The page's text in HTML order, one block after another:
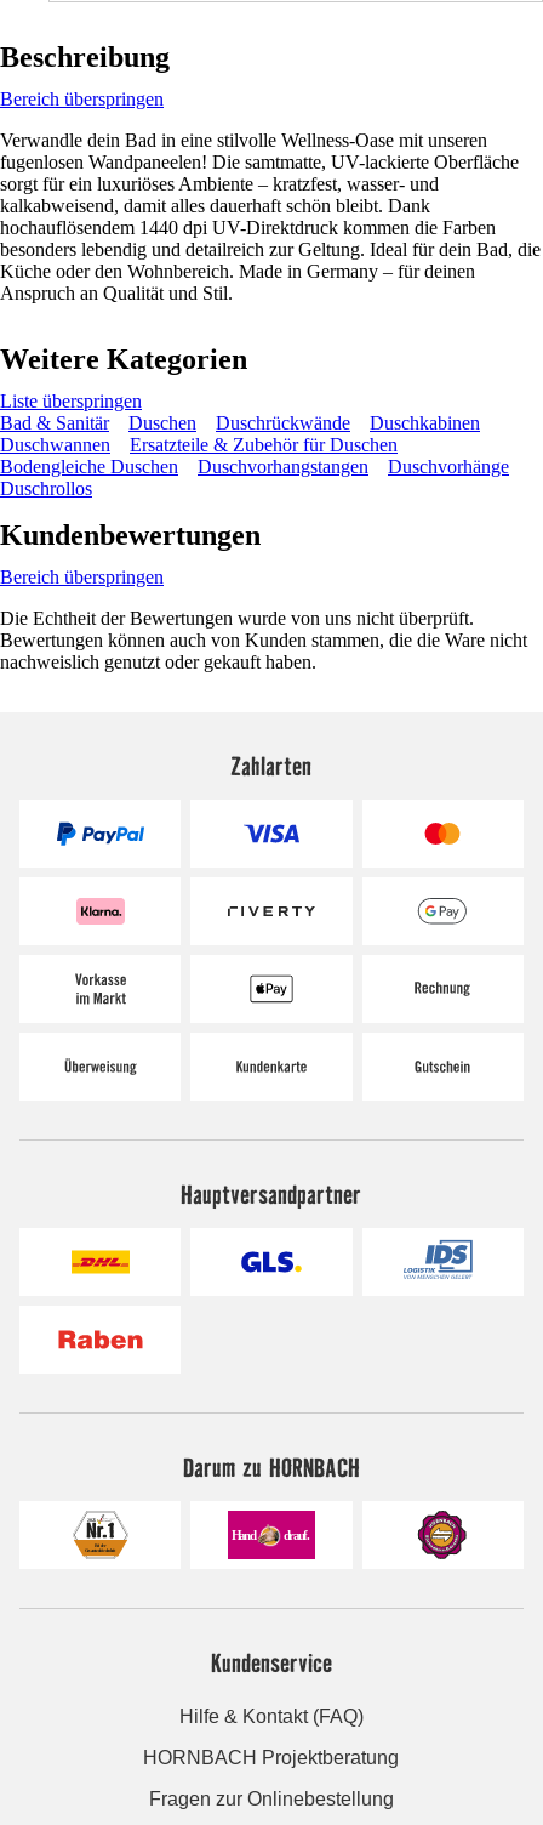
Beschreibung
Bereich überspringen
Verwandle dein Bad in eine stilvolle Wellness-Oase mit unseren
fugenlosen Wandpaneelen! Die samtmatte, UV-lackierte Oberfläche
sorgt für ein luxuriöses Ambiente – kratzfest, wasser- und
kalkabweisend, damit alles dauerhaft schön bleibt. Dank
hochauflösendem 1440 dpi UV-Direktdruck kommen die Farben
besonders lebendig und detailreich zur Geltung. Ideal für dein Bad, die
Küche oder den Wohnbereich. Made in Germany – für deinen
Anspruch an Qualität und Stil.
Weitere Kategorien
Liste überspringen
Bad & Sanitär
Duschen Duschrückwände
Duschkabinen
Duschwannen
Ersatzteile & Zubehör für Duschen
Bodengleiche Duschen
Duschvorhangstangen
Duschvorhänge
Duschrollos
Kundenbewertungen
Bereich überspringen
Die Echtheit der Bewertungen wurde von uns nicht überprüft.
Bewertungen können auch von Kunden stammen, die die Ware nicht
nachweislich genutzt oder gekauft haben.
Zahlarten
Hauptversandpartner
Darum zu HORNBACH
Kundenservice
Hilfe & Kontakt (FAQ)
HORNBACH Projektberatung
Fragen zur Onlinebestellung